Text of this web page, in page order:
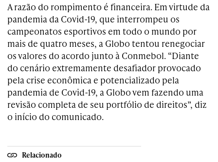
A razão do rompimento é financeira. Em virtude da
pandemia da Covid-19, que interrompeu os
campeonatos esportivos em todo o mundo por
mais de quatro meses, a Globo tentou renegociar
os valores do acordo junto à Conmebol. “Diante
do cenário extremamente desafiador provocado
pela crise econômica e potencializado pela
pandemia de Covid-19, a Globo vem fazendo uma
revisão completa de seu portfólio de direitos”, diz
o início do comunicado.
Relacionado